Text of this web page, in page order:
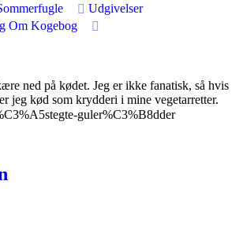
Udgivelser
Om Kogebog
ned på kødet. Jeg er ikke fanatisk, så hvis
jeg kød som krydderi i mine vegetarretter.